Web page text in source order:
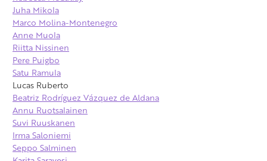
Juha Mikola
Marco Molina-Montenegro
Anne Muola
Riitta Nissinen
Pere Puigbo
Satu Ramula
Lucas Ruberto
Beatriz Rodríguez Vázquez de Aldana
Annu Ruotsalainen
Suvi Ruuskanen
Irma Saloniemi
Seppo Salminen